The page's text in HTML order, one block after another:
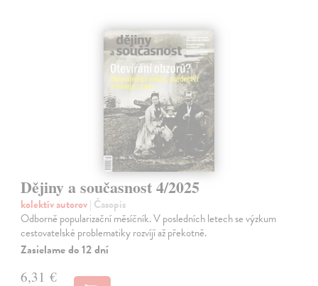
Dějiny a současnost 4/2025
kolektív autorov| Časopis
Odborně popularizační měsíčník. V posledních letech se výzkum
cestovatelské problematiky rozvíjí až překotně.
Zasielame do 12 dní
6,31 €